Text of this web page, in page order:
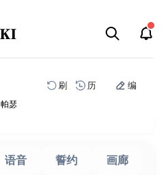
刷 历 编
帕瑟
语音 誓约 画廊